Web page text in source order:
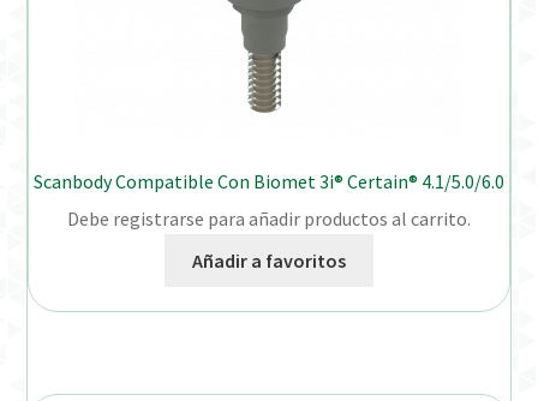
Scanbody Compatible Con Biomet 3i® Certain® 4.1/5.0/6.0
Debe registrarse para añadir productos al carrito.
Añadir a favoritos